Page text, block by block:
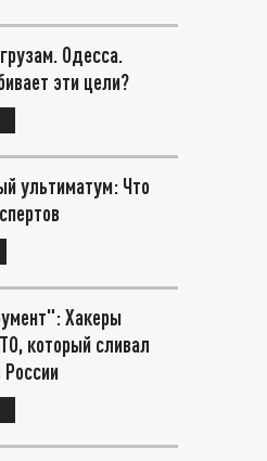
Одесса.
эти цели?
ультиматум: Что
Хакеры
который сливал